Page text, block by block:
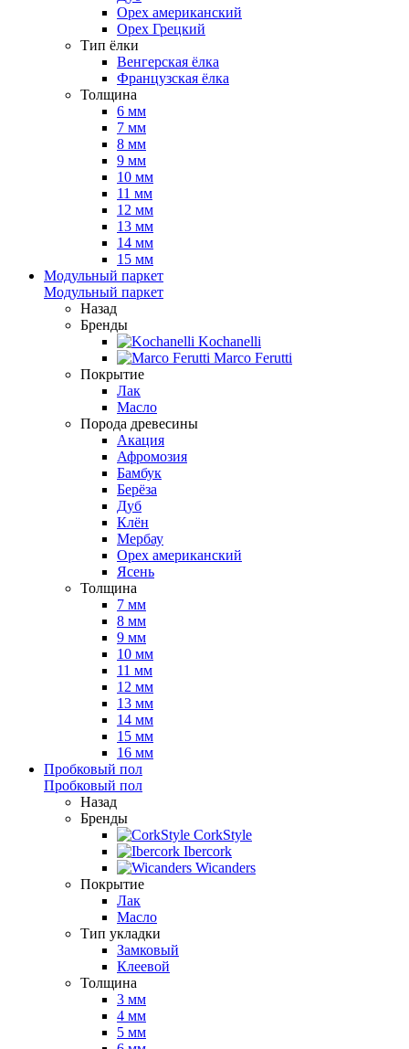
Орех американский
Орех Грецкий
Тип ёлки
Венгерская ёлка
Французская ёлка
Толщина
6 мм
7 мм
8 мм
9 мм
10 мм
11 мм
12 мм
13 мм
14 мм
15 мм
Модульный паркет
Модульный паркет
Назад
Бренды
Kochanelli
Marco Ferutti
Покрытие
Лак
Масло
Порода древесины
Акация
Афромозия
Бамбук
Берёза
Дуб
Клён
Мербау
Орех американский
Ясень
Толщина
7 мм
8 мм
9 мм
10 мм
11 мм
12 мм
13 мм
14 мм
15 мм
16 мм
Пробковый пол
Пробковый пол
Назад
Бренды
CorkStyle
Ibercork
Wicanders
Покрытие
Лак
Масло
Тип укладки
Замковый
Клеевой
Толщина
3 мм
4 мм
5 мм